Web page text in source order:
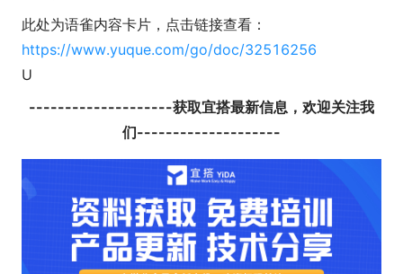
此处为语雀内容卡片，点击链接查看：
https://www.yuque.com/go/doc/32516256
U
--------------------获取宜搭最新信息，欢迎关注我
们--------------------